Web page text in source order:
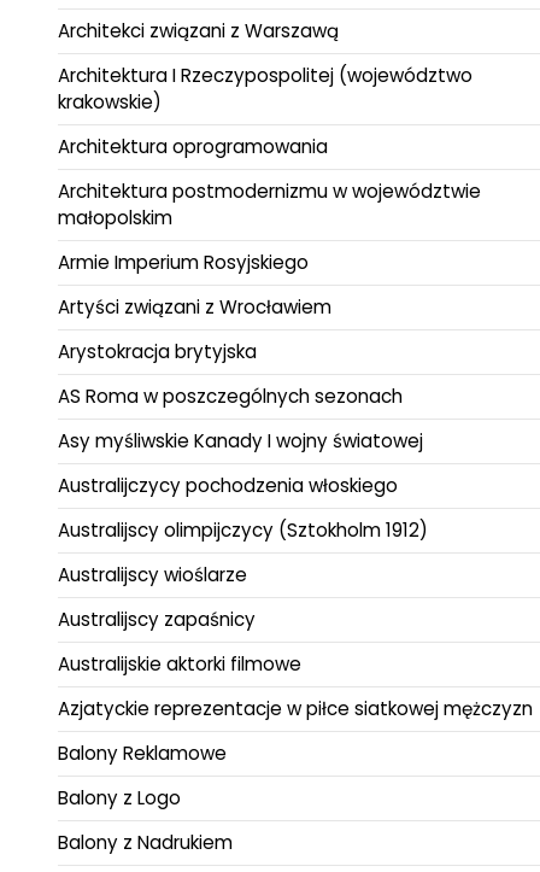
Architekci związani z Warszawą
Architektura I Rzeczypospolitej (województwo
krakowskie)
Architektura oprogramowania
Architektura postmodernizmu w województwie
małopolskim
Armie Imperium Rosyjskiego
Artyści związani z Wrocławiem
Arystokracja brytyjska
AS Roma w poszczególnych sezonach
Asy myśliwskie Kanady I wojny światowej
Australijczycy pochodzenia włoskiego
Australijscy olimpijczycy (Sztokholm 1912)
Australijscy wioślarze
Australijscy zapaśnicy
Australijskie aktorki filmowe
Azjatyckie reprezentacje w piłce siatkowej mężczyzn
Balony Reklamowe
Balony z Logo
Balony z Nadrukiem